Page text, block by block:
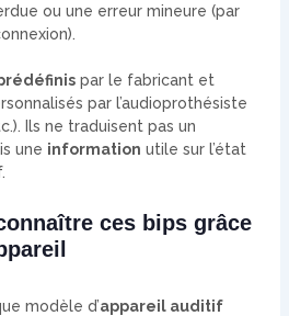
ou une erreur mineure (par
par le fabricant et
par l’audioprothésiste
Ils ne traduisent pas un
une information utile sur l’état
ces bips grâce
modèle d’appareil auditif